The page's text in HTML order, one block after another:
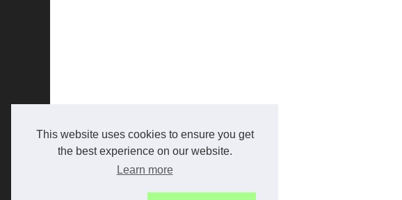
This website uses cookies to ensure you get
the best experience on our website.
Learn more